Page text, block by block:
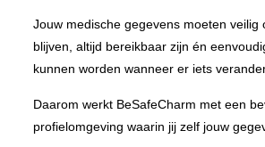
Jouw medische gegevens moeten veilig
blijven, altijd bereikbaar zijn én
kunnen worden wanneer er iets
Daarom werkt BeSafeCharm met een
profielomgeving waarin jij zelf jouw